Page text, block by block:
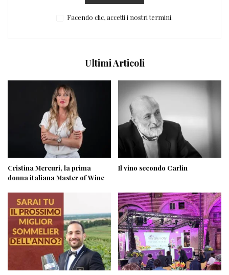
Facendo clic, accetti i nostri termini.
Ultimi Articoli
Cristina Mercuri, la prima
donna italiana Master of Wine
Il vino secondo Carlin